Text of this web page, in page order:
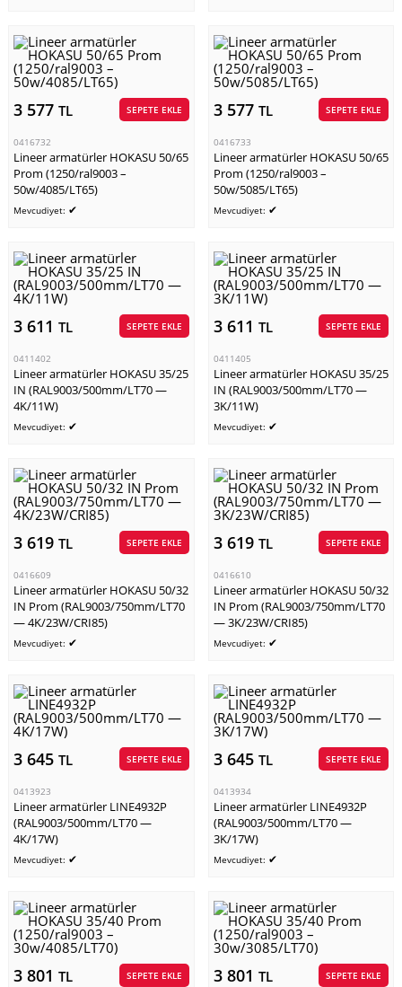
3 577 TL SEPETE EKLE
0416732
Lineer armatürler HOKASU 50/65
Prom (1250/ral9003 –
50w/4085/LT65)
Mevcudiyet: ✔
3 577 TL SEPETE EKLE
0416733
Lineer armatürler HOKASU 50/65
Prom (1250/ral9003 –
50w/5085/LT65)
Mevcudiyet: ✔
3 611 TL SEPETE EKLE
0411402
Lineer armatürler HOKASU 35/25
IN (RAL9003/500mm/LT70 —
4K/11W)
Mevcudiyet: ✔
3 611 TL SEPETE EKLE
0411405
Lineer armatürler HOKASU 35/25
IN (RAL9003/500mm/LT70 —
3K/11W)
Mevcudiyet: ✔
3 619 TL SEPETE EKLE
0416609
Lineer armatürler HOKASU 50/32
IN Prom (RAL9003/750mm/LT70
— 4K/23W/CRI85)
Mevcudiyet: ✔
3 619 TL SEPETE EKLE
0416610
Lineer armatürler HOKASU 50/32
IN Prom (RAL9003/750mm/LT70
— 3K/23W/CRI85)
Mevcudiyet: ✔
3 645 TL SEPETE EKLE
0413923
Lineer armatürler LINE4932P
(RAL9003/500mm/LT70 —
4K/17W)
Mevcudiyet: ✔
3 645 TL SEPETE EKLE
0413934
Lineer armatürler LINE4932P
(RAL9003/500mm/LT70 —
3K/17W)
Mevcudiyet: ✔
3 801 TL SEPETE EKLE 3 801 TL SEPETE EKLE